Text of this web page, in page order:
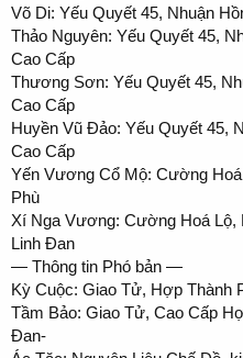
Võ Di: Yếu Quyết 45, Nhuận
Thảo Nguyên: Yếu Quyết 45,
Cao Cấp
Thương Sơn: Yếu Quyết 45,
Cao Cấp
Huyền Vũ Đảo: Yếu Quyết 45,
Cao Cấp
Yến Vương Cổ Mộ: Cường
Phù
Xí Nga Vương: Cường Hoá Lộ,
Linh Đan
— Thông tin Phó bản —
Kỳ Cuộc: Giao Tử, Hợp Thành
Tầm Bảo: Giao Tử, Cao Cấp
Đan-